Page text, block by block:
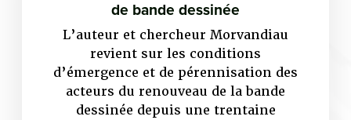
de bande dessinée
L’auteur et chercheur Morvandiau
revient sur les conditions
d’émergence et de pérennisation des
acteurs du renouveau de la bande
dessinée depuis une trentaine